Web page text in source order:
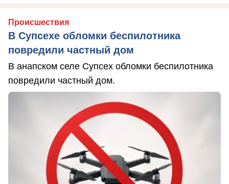
Происшествия
В Супсехе обломки беспилотника
повредили частный дом
В анапском селе Супсех обломки беспилотника
повредили частный дом.